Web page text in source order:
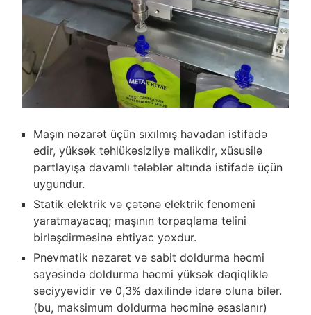
Maşın nəzarət üçün sıxılmış havadan istifadə
edir, yüksək təhlükəsizliyə malikdir, xüsusilə
partlayışa davamlı tələblər altında istifadə üçün
uygundur.
Statik elektrik və çətənə elektrik fenomeni
yaratmayacaq; maşının torpaqlama telini
birləşdirməsinə ehtiyac yoxdur.
Pnevmatik nəzarət və sabit doldurma həcmi
sayəsində doldurma həcmi yüksək dəqiqliklə
səciyyəvidir və 0,3% daxilində idarə oluna bilər.
(bu, maksimum doldurma həcminə əsaslanır)